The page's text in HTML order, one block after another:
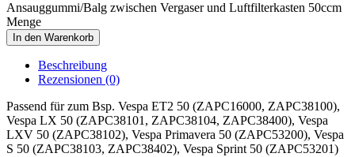
Ansauggummi/Balg zwischen Vergaser und Luftfilterkasten 50ccm
Menge
In den Warenkorb
Beschreibung
Rezensionen (0)
Passend für zum Bsp. Vespa ET2 50 (ZAPC16000, ZAPC38100),
Vespa LX 50 (ZAPC38101, ZAPC38104, ZAPC38400), Vespa
LXV 50 (ZAPC38102), Vespa Primavera 50 (ZAPC53200), Vespa
S 50 (ZAPC38103, ZAPC38402), Vespa Sprint 50 (ZAPC53201)